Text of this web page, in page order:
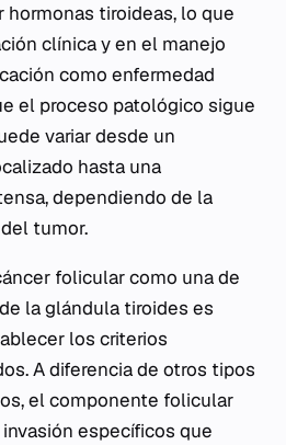
hormonas tiroideas, lo que
clínica y en el manejo
como enfermedad
el proceso patológico sigue
variar desde un
hasta una
dependiendo de la
tumor.
folicular como una de
la glándula tiroides es
los criterios
A diferencia de otros tipos
el componente folicular
específicos que